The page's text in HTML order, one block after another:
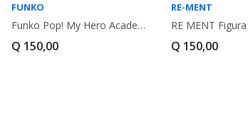
FUNKO
Funko Pop! My Hero Academia Hawks (Fierce...
Q 150,00
RE-MENT
Q 150,00